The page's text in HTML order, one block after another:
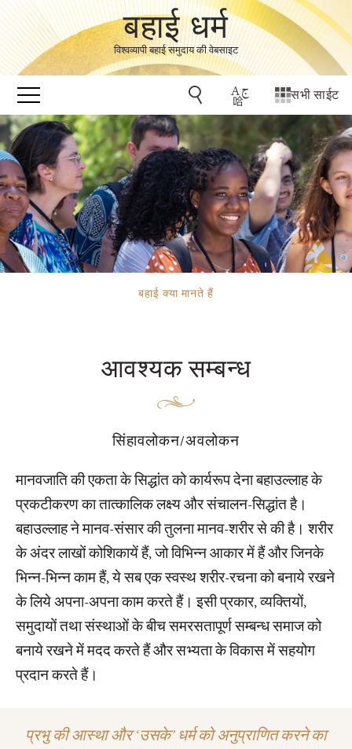
बहाई धर्म
विश्वव्यापी बहाई समुदाय की वेबसाइट
सभी साईट
बहाई क्या मानते हैं
आवश्यक सम्बन्ध
सिंहावलोकन/अवलोकन
मानवजाति की एकता के सिद्धांत को कार्यरूप देना बहाउल्लाह के
प्रकटीकरण का तात्कालिक लक्ष्य और संचालन-सिद्धांत है।
बहाउल्लाह ने मानव-संसार की तुलना मानव-शरीर से की है। शरीर
के अंदर लाखों कोशिकायें हैं, जो विभिन्न आकार में हैं और जिनके
भिन्न-भिन्न काम हैं, ये सब एक स्वस्थ शरीर-रचना को बनाये रखने
के लिये अपना-अपना काम करते हैं। इसी प्रकार, व्यक्तियों,
समुदायों तथा संस्थाओं के बीच समरसतापूर्ण सम्बन्ध समाज को
बनाये रखने में मदद करते हैं और सभ्यता के विकास में सहयोग
प्रदान करते हैं।
प्रभु की आस्था और ‘उसके’ धर्म को अनुप्राणित करने का